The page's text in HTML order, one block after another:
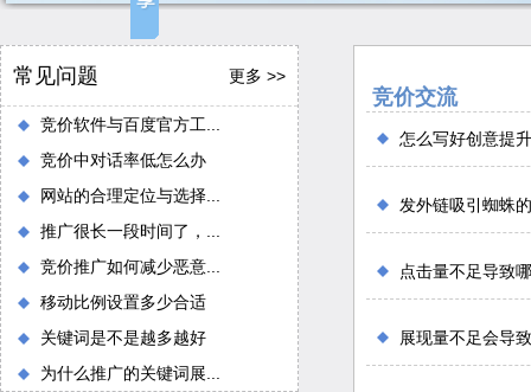
常见问题 更多 >>
竞价软件与百度官方工...
竞价中对话率低怎么办
网站的合理定位与选择...
推广很长一段时间了，...
竞价推广如何减少恶意...
移动比例设置多少合适
关键词是不是越多越好
为什么推广的关键词展...
竞价交流
怎么写好创意提
发外链吸引蜘蛛
点击量不足导致
展现量不足会导